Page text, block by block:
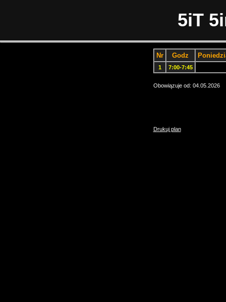
5iT
Nr Godz
1 7:00-7:45
Obowiązuje od: 04.05.2026
Drukuj plan